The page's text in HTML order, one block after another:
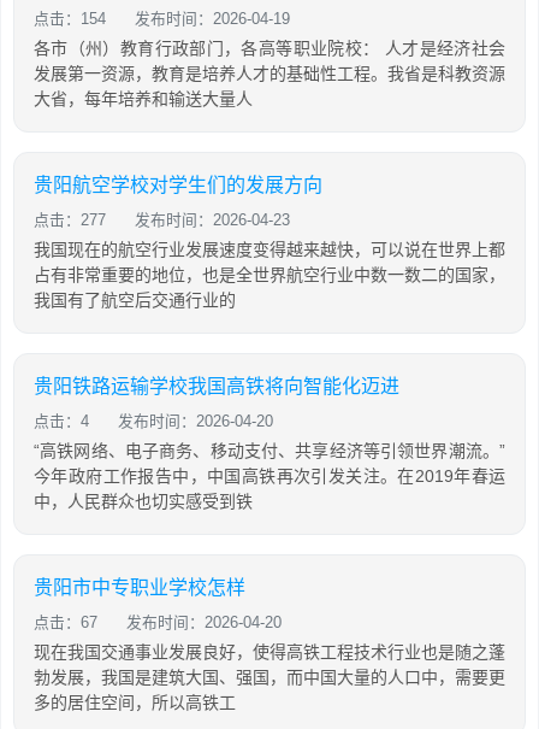
点击：154 发布时间：2026-04-19
各市（州）教育行政部门，各高等职业院校： 人才是经济社会
发展第一资源，教育是培养人才的基础性工程。我省是科教资源
大省，每年培养和输送大量人
贵阳航空学校对学生们的发展方向
点击：277 发布时间：2026-04-23
我国现在的航空行业发展速度变得越来越快，可以说在世界上都
占有非常重要的地位，也是全世界航空行业中数一数二的国家，
我国有了航空后交通行业的
贵阳铁路运输学校我国高铁将向智能化迈进
点击：4 发布时间：2026-04-20
“高铁网络、电子商务、移动支付、共享经济等引领世界潮流。”
今年政府工作报告中，中国高铁再次引发关注。在2019年春运
中，人民群众也切实感受到铁
贵阳市中专职业学校怎样
点击：67 发布时间：2026-04-20
现在我国交通事业发展良好，使得高铁工程技术行业也是随之蓬
勃发展，我国是建筑大国、强国，而中国大量的人口中，需要更
多的居住空间，所以高铁工